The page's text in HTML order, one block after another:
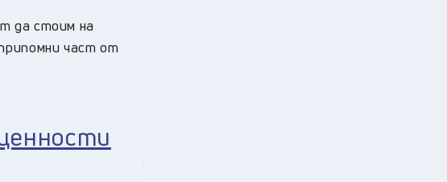
да стоим на
част от